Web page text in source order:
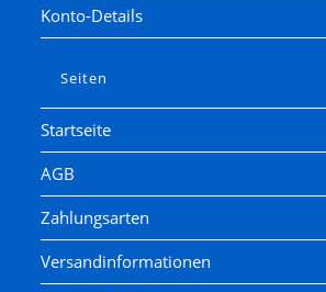
Konto-Details
Seiten
Startseite
AGB
Zahlungsarten
Versandinformationen